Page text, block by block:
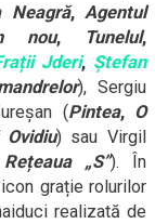
Neagră,Agentul
nou, Tunelul,
Jderi, Ștefan
), Sergiu
(Pintea, O
) sau Virgil
Rețeaua „S”). În
grație rolurilor
realizată de